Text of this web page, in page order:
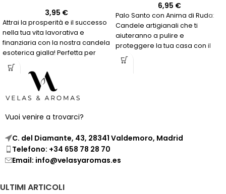
3,95 €
Attrai la prosperità e il successo
nella tua vita lavorativa e
finanziaria con la nostra candela
esoterica gialla! Perfetta per
coloro che cercano energie
positive per il denaro e il lavoro.
6,95 €
Palo Santo con Anima di Ruda:
Candele artigianali che ti
aiuteranno a pulire e
proteggere la tua casa con il
loro profumo di palo santo e
ruda. Realizzate in Spagna.
Vuoi venire a trovarci?
C. del Diamante, 43, 28341 Valdemoro, Madrid
Telefono: +34 658 78 28 70
Email: info@velasyaromas.es
ULTIMI ARTICOLI